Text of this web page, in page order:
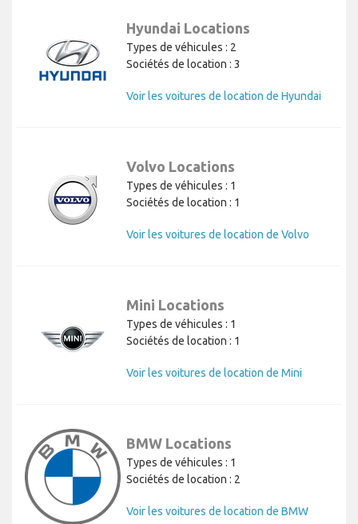
Hyundai Locations
Types de véhicules : 2
Sociétés de location : 3
Voir les voitures de location de Hyundai
Volvo Locations
Types de véhicules : 1
Sociétés de location : 1
Voir les voitures de location de Volvo
Mini Locations
Types de véhicules : 1
Sociétés de location : 1
Voir les voitures de location de Mini
BMW Locations
Types de véhicules : 1
Sociétés de location : 2
Voir les voitures de location de BMW